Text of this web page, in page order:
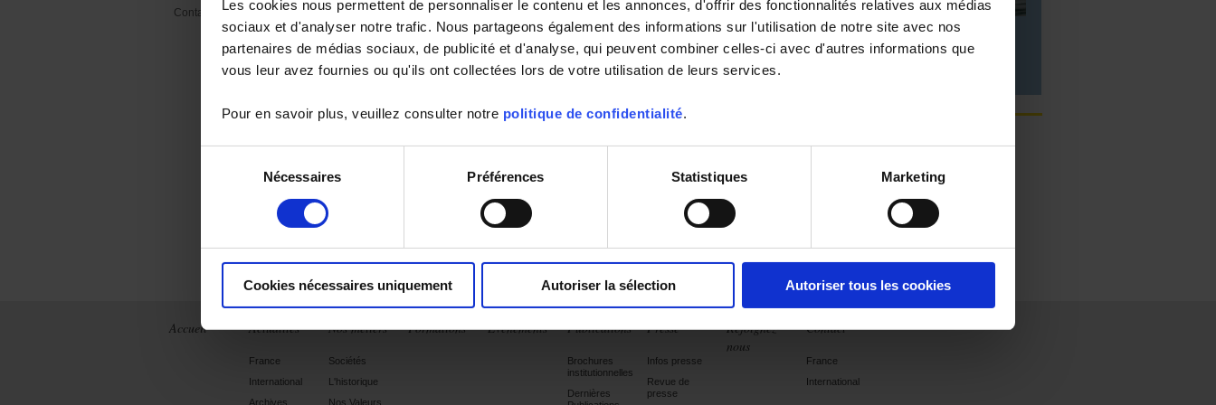
Les cookies nous permettent de personnaliser le contenu et les annonces, d'offrir des fonctionnalités relatives aux médias
sociaux et d'analyser notre trafic. Nous partageons également des informations sur l'utilisation de notre site avec nos
partenaires de médias sociaux, de publicité et d'analyse, qui peuvent combiner celles-ci avec d'autres informations que
vous leur avez fournies ou qu'ils ont collectées lors de votre utilisation de leurs services.
Pour en savoir plus, veuillez consulter notre politique de confidentialité.
consentement
Nécessaires Préférences Statistiques Marketing
Cookies nécessaires uniquement Autoriser la sélection Autoriser tous les cookies
Contact Presse
Mesures d'environnement ou
physiques
Les dernières publications
Sélection
laboratoire 2026
Accueil Actualités
France
International
Archives
Nos métiers
Sociétés
L'historique
Nos Valeurs
Formations Evénements Publications
Brochures
institutionnelles
Dernières
Presse
Infos presse
Revue de
presse
Rejoignez-
nous
Contact
France
International